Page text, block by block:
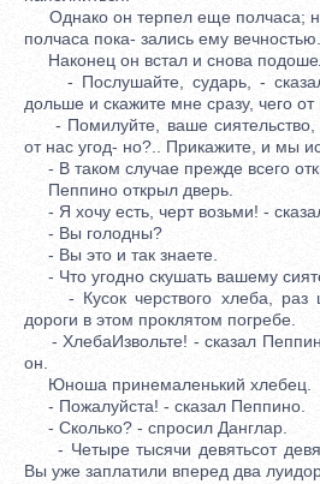
Однако он терпел еще полчаса;
полчаса пока- зались ему вечностью.
Наконец он встал и снова
- Послушайте, сударь, -
дольше и скажите мне сразу, чего от
- Помилуйте, ваше сиятельство,
от нас угод- но?.. Прикажите, и мы
- В таком случае прежде всего
Пеппино открыл дверь.
- Я хочу есть, черт возьми! -
- Вы голодны?
- Вы это и так знаете.
- Что угодно скушать вашему
- Кусок черствого хлеба, раз
дороги в этом проклятом погребе.
- ХлебаИзвольте! - сказал
он.
Юноша принемаленький хлебец.
- Пожалуйста! - сказал Пеппино.
- Сколько? - спросил Данглар.
- Четыре тысячи девятьсот
Вы уже заплатили вперед два